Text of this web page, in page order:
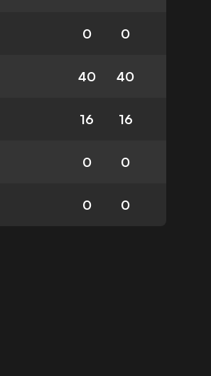
0 0
40 40
16 16
0 0
0 0